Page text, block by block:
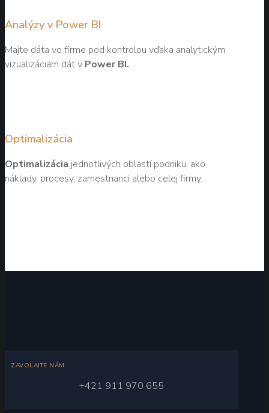
Analýzy v Power BI
Majte dáta vo firme pod kontrolou vďaka analytickým
vizualizáciam dát v Power BI.
Optimalizácia
Optimalizácia jednotlivých oblastí podniku, ako
náklady, procesy, zamestnanci alebo celej firmy.
ZAVOLAJTE NÁM
+421 911 970 655